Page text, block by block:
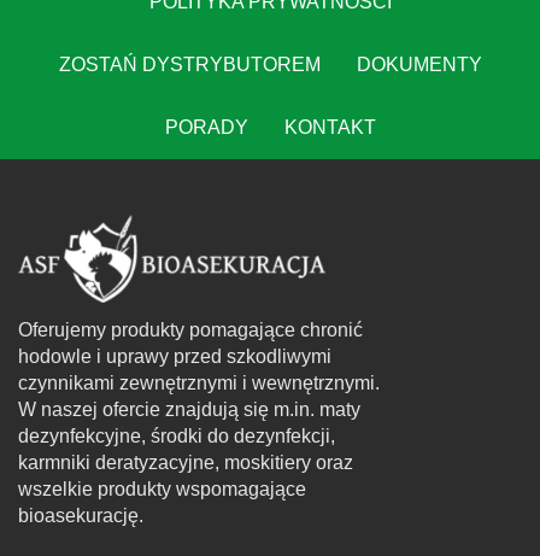
ZOSTAŃ DYSTRYBUTOREM DOKUMENTY
PORADY KONTAKT
Oferujemy produkty pomagające chronić
hodowle i uprawy przed szkodliwymi
czynnikami zewnętrznymi i wewnętrznymi.
W naszej ofercie znajdują się m.in. maty
dezynfekcyjne, środki do dezynfekcji,
karmniki deratyzacyjne, moskitiery oraz
wszelkie produkty wspomagające
bioasekurację.